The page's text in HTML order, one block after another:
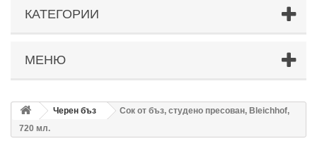
КАТЕГОРИИ
МЕНЮ
Черен бъз
Сок от бъз, студено пресован, Bleichhof,
720 мл.